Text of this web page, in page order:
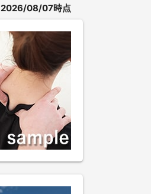
2026/08/07時点